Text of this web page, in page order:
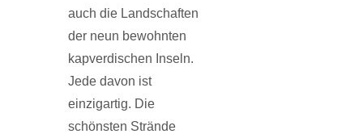
auch die Landschaften
der neun bewohnten
kapverdischen Inseln.
Jede davon ist
einzigartig. Die
schönsten Strände